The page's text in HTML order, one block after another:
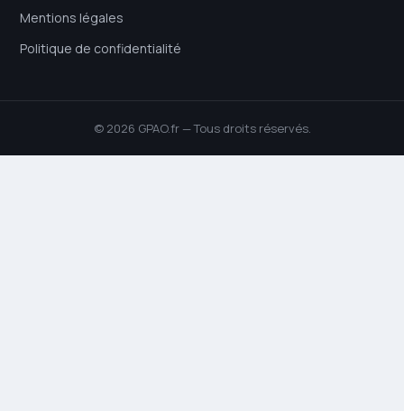
Mentions légales
Politique de confidentialité
© 2026 GPAO.fr — Tous droits réservés.